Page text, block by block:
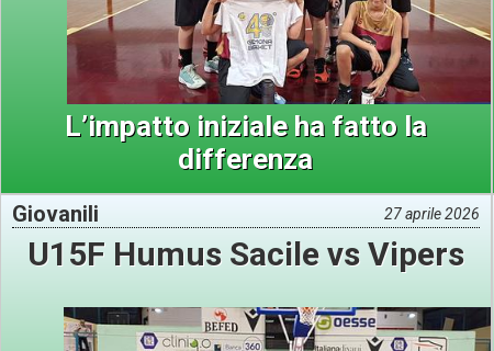
L’impatto iniziale ha fatto la
differenza
Giovanili 27 aprile 2026
U15F Humus Sacile vs Vipers